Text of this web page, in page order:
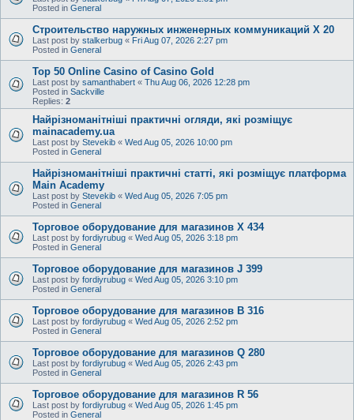
Posted in General
Строительство наружных инженерных коммуникаций X 20
Last post by stalkerbug « Fri Aug 07, 2026 2:27 pm
Posted in General
Top 50 Online Casino of Casino Gold
Last post by samanthabert « Thu Aug 06, 2026 12:28 pm
Posted in Sackville
Replies: 2
Найрізноманітніші практичні огляди, які розміщує
mainacademy.ua
Last post by Stevekib « Wed Aug 05, 2026 10:00 pm
Posted in General
Найрізноманітніші практичні статті, які розміщує платформа
Main Academy
Last post by Stevekib « Wed Aug 05, 2026 7:05 pm
Posted in General
Торговое оборудование для магазинов X 434
Last post by fordiyrubug « Wed Aug 05, 2026 3:18 pm
Posted in General
Торговое оборудование для магазинов J 399
Last post by fordiyrubug « Wed Aug 05, 2026 3:10 pm
Posted in General
Торговое оборудование для магазинов B 316
Last post by fordiyrubug « Wed Aug 05, 2026 2:52 pm
Posted in General
Торговое оборудование для магазинов Q 280
Last post by fordiyrubug « Wed Aug 05, 2026 2:43 pm
Posted in General
Торговое оборудование для магазинов R 56
Last post by fordiyrubug « Wed Aug 05, 2026 1:45 pm
Posted in General